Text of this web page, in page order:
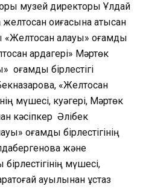
музей директоры Ұлдай
оқиғасына қатысқан
алауы» қоғамдық
ардагері» Мәртөк
қоғамдық бірлестігі
«Желтоқсан
мүшесі, куәгері, Мәртөк
кәсіпкер Әлібек
қоғамдық бірлестігінің
және
бірлестігінің мүшесі,
ауылынан ұстаз